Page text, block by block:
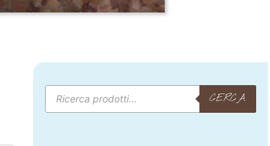
Products
search CERCA